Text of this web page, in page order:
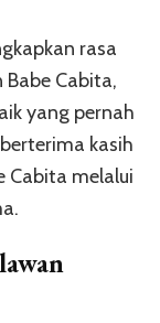
rasa
Cabita,
yang pernah
kasih
Cabita melalui